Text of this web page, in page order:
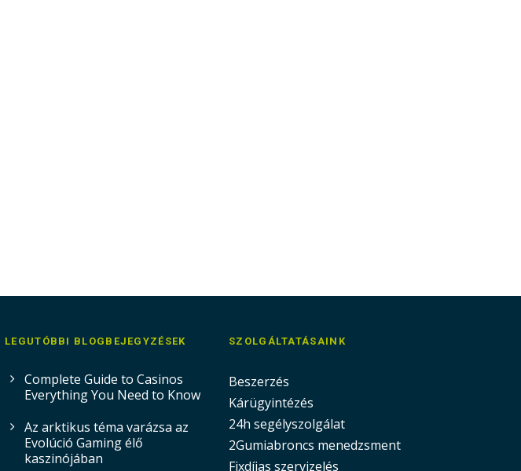
LEGUTÓBBI BLOGBEJEGYZÉSEK
Complete Guide to Casinos
Everything You Need to Know
Az arktikus téma varázsa az
Evolúció Gaming élő
kaszinójában
SZOLGÁLTATÁSAINK
Beszerzés
Kárügyintézés
24h segélyszolgálat
2Gumiabroncs menedzsment
Fixdíjas szervizelés